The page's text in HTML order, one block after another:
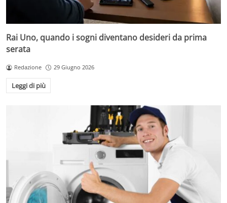
Rai Uno, quando i sogni diventano desideri da prima
serata
Redazione 29 Giugno 2026
Leggi di più